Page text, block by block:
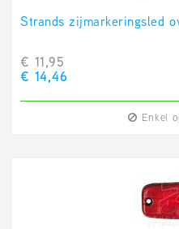
Strands zijmarkeringsled
€ 11,95
€ 14,46
Enkel